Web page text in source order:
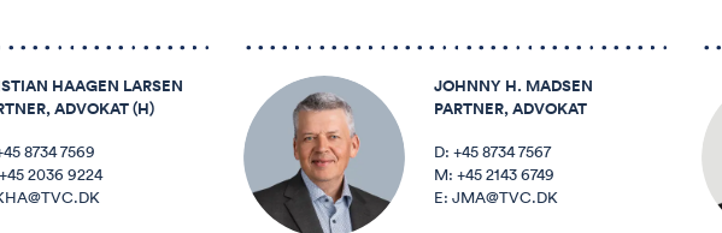
HAAGEN LARSEN
ADVOKAT (H)
8734 7569
+45 2036 9224
JOHNNY H. MADSEN
PARTNER, ADVOKAT
D:+45 8734 7567
M:+45 2143 6749
E:JMA@TVC.DK